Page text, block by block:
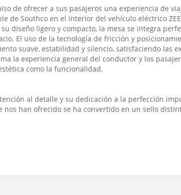
de ofrecer a sus pasajeros una experiencia de
de Southco en el interior del vehículo eléctrico
diseño ligero y compacto, la mesa se integra
El uso de la tecnología de fricción y
suave, estabilidad y silencio, satisfaciendo las
la experiencia general del conductor y los
como la funcionalidad.
al detalle y su dedicación a la perfección
han ofrecido se ha convertido en un sello